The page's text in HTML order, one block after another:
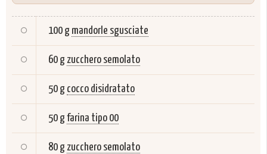
100 g mandorle sgusciate
60 g zucchero semolato
50 g cocco disidratato
50 gfarina tipo 00
80 g zucchero semolato